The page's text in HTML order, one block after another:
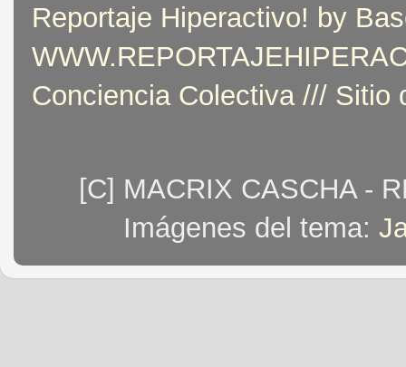
Reportaje Hiperactivo! by
Conciencia Colectiva /// Sitio
[C] MACRIX CASCHA -
Imágenes del tema: